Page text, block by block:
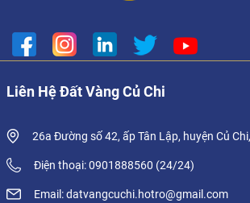
Liên Hệ Đất Vàng Củ Chi
26a Đường số 42, ấp Tân Lập, huyện Củ
Điện thoại: 0901888560 (24/24)
Email: datvangcuchi.hotro@gmail.com